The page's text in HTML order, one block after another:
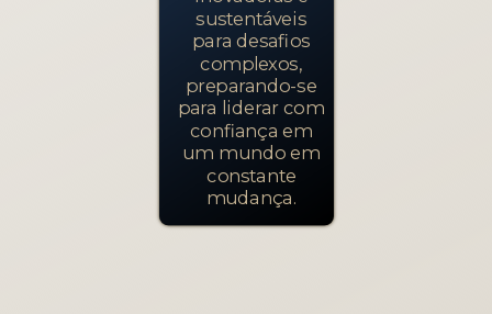
sustentáveis
para desafios
complexos,
preparando-se
para liderar com
confiança em
um mundo em
constante
mudança.